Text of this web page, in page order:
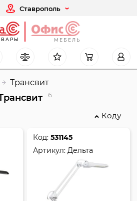
Ставрополь
МЕБЕЛЬ
Трансвит
6
Коду
Код:531145
Артикул:Дельта